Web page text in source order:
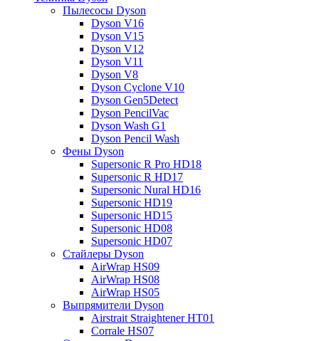
Пылесосы Dyson
Dyson V16
Dyson V15
Dyson V12
Dyson V11
Dyson V8
Dyson Cyclone V10
Dyson Gen5Detect
Dyson PencilVac
Dyson Wash G1
Dyson Pencil Wash
Фены Dyson
Supersonic R Pro HD18
Supersonic R HD17
Supersonic Nural HD16
Supersonic HD19
Supersonic HD15
Supersonic HD08
Supersonic HD07
Стайлеры Dyson
AirWrap HS09
AirWrap HS08
AirWrap HS05
Выпрямители Dyson
Airstrait Straightener HT01
Corrale HS07